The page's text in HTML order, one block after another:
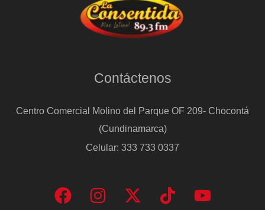
Contáctenos
Centro Comercial Molino del Parque OF 209- Chocontá
(Cundinamarca)
Celular: 333 733 0337